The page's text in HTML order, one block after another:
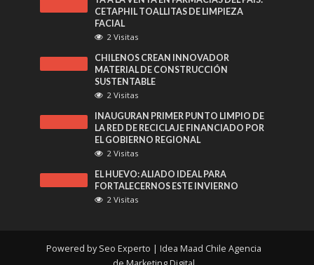
CETAPHIL TOALLITAS DE LIMPIEZA
FACIAL
2 Visitas
CHILENOS CREAN INNOVADOR
MATERIAL DE CONSTRUCCIÓN
SUSTENTABLE
2 Visitas
INAUGURAN PRIMER PUNTO LIMPIO DE
LA RED DE RECICLAJE FINANCIADO POR
EL GOBIERNO REGIONAL
2 Visitas
EL HUEVO: ALIADO IDEAL PARA
FORTALECERNOS ESTE INVIERNO
2 Visitas
Powered by Seo Experto | Idea Maad Chile Agencia